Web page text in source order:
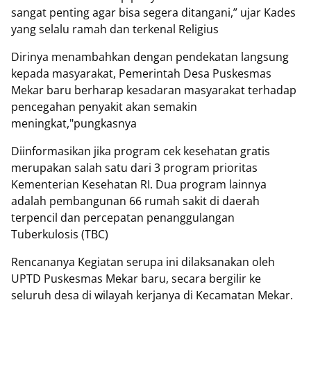
sangat penting agar bisa segera ditangani,” ujar Kades
yang selalu ramah dan terkenal Religius
Dirinya menambahkan dengan pendekatan langsung
kepada masyarakat, Pemerintah Desa Puskesmas
Mekar baru berharap kesadaran masyarakat terhadap
pencegahan penyakit akan semakin
meningkat,"pungkasnya
Diinformasikan jika program cek kesehatan gratis
merupakan salah satu dari 3 program prioritas
Kementerian Kesehatan RI. Dua program lainnya
adalah pembangunan 66 rumah sakit di daerah
terpencil dan percepatan penanggulangan
Tuberkulosis (TBC)
Rencananya Kegiatan serupa ini dilaksanakan oleh
UPTD Puskesmas Mekar baru, secara bergilir ke
seluruh desa di wilayah kerjanya di Kecamatan Mekar.